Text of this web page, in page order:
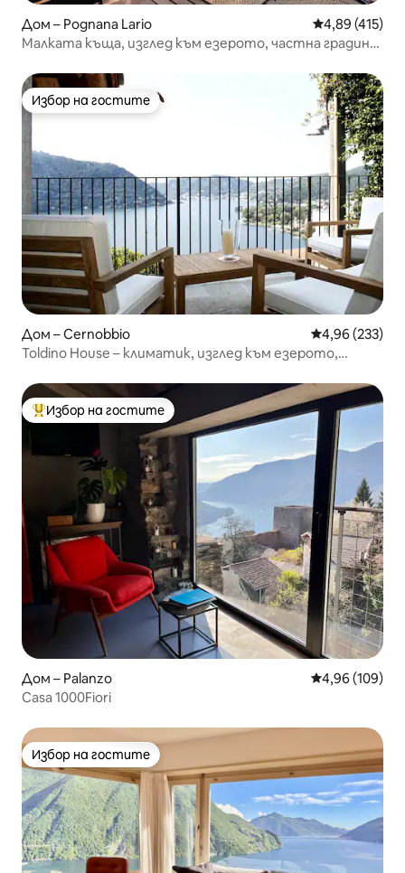
Дом – Pognana Lario Средна
4,89 (415)
Малката къща, изглед към езерото, частна градина
Избор на гостите
Избор на гостите
Дом – Cernobbio Средна
4,96 (233)
Toldino House – климатик, изглед към езерото,
Най-популярен избор на гостите
Избор на гостите
Дом – Palanzo Средна
4,96 (109)
Casa 1000Fiori
Избор на гостите
Избор на гостите